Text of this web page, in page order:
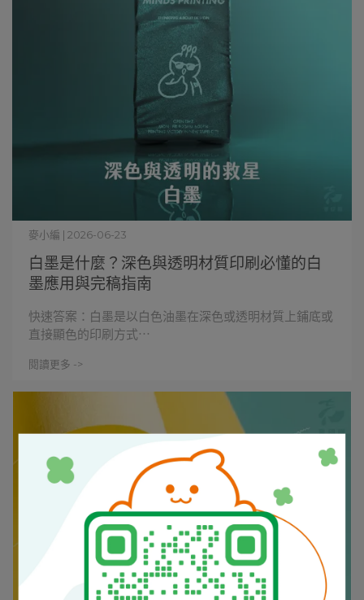
白墨是什麼？深色與透明材質印刷必懂的白
墨應用與完稿指南
麥小編 | 2026-06-23
快速答案：白墨是以白色油墨在深色或透明材質上鋪底或
直接顯色的印刷方式⋯
閱讀更多 ->